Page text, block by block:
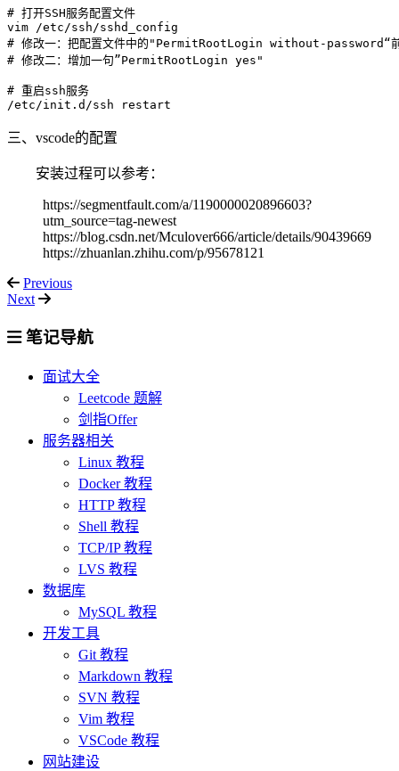
# 打开SSH服务配置文件
vim /etc/ssh/sshd_config
# 修改一：把配置文件中的"PermitRootLogin without-password“前
# 修改二：增加一句”PermitRootLogin yes"
# 重启ssh服务
三、vscode的配置
安装过程可以参考：
https://segmentfault.com/a/1190000020896603?
utm_source=tag-newest
https://blog.csdn.net/Mculover666/article/details/90439669
https://zhuanlan.zhihu.com/p/95678121
Previous
Next
笔记导航
面试大全
Leetcode 题解
剑指Offer
服务器相关
Linux 教程
Docker 教程
HTTP 教程
Shell 教程
TCP/IP 教程
LVS 教程
数据库
MySQL 教程
开发工具
Git 教程
Markdown 教程
SVN 教程
Vim 教程
VSCode 教程
网站建设